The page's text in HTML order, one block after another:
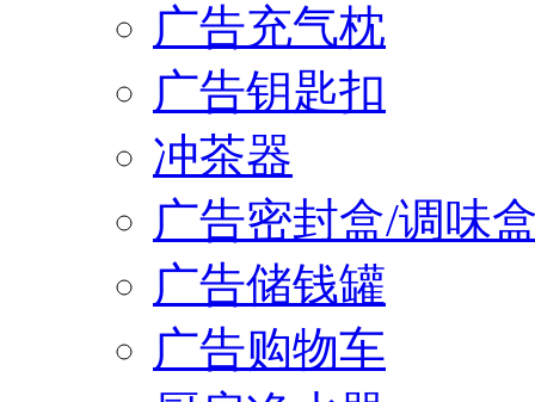
广告充气枕
广告钥匙扣
冲茶器
广告密封盒/调味
广告储钱罐
广告购物车